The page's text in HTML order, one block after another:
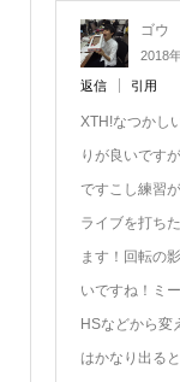
ゴウ
2018
返信 引用
XTH!なつかし
りが良いです
ですこし練習
ライブを打ち
ます！回転の
いですね！ミ
HSなどから変
はかなり出る